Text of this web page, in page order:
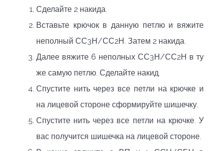
Сделайте 2 накида.
Вставьте крючок в данную петлю и вяжите
неполный СС3Н/СС2Н. Затем 2 накида.
Далее вяжите 6 неполных СС3Н/СС2Н в ту
же самую петлю. Сделайте накид.
Спустите нить через все петли на крючке и
на лицевой стороне сформируйте шишечку.
Спустите нить через все петли на крючке. У
вас получится шишечка на лицевой стороне.